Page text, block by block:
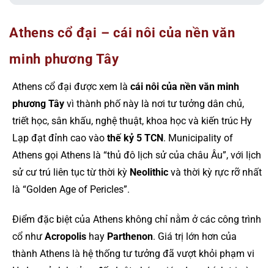
Athens cổ đại – cái nôi của nền văn
minh phương Tây
Athens cổ đại được xem là cái nôi của nền văn minh
phương Tây vì thành phố này là nơi tư tưởng dân chủ,
triết học, sân khấu, nghệ thuật, khoa học và kiến trúc Hy
Lạp đạt đỉnh cao vào thế kỷ 5 TCN . Municipality of
Athens gọi Athens là “thủ đô lịch sử của châu Âu”, với lịch
sử cư trú liên tục từ thời kỳ Neolithic và thời kỳ rực rỡ nhất
là “Golden Age of Pericles”.
Điểm đặc biệt của Athens không chỉ nằm ở các công trình
cổ như Acropolis hay Parthenon. Giá trị lớn hơn của
thành Athens là hệ thống tư tưởng đã vượt khỏi phạm vi